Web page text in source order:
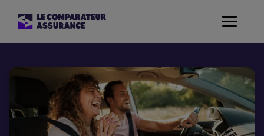
Toggle
Mutuelle Santé
Assurance Moto